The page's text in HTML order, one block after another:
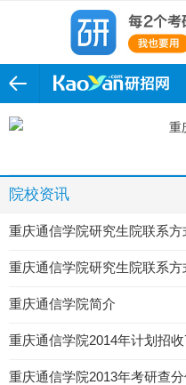
院校资讯
重庆通信学院研究生院联系方
重庆通信学院研究生院联系方
重庆通信学院简介
重庆通信学院2014年计划招
重庆通信学院2013年考研查分